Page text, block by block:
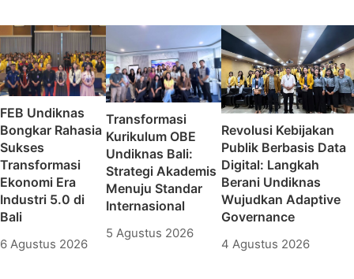
FEB Undiknas
Bongkar Rahasia
Sukses
Transformasi
Ekonomi Era
Industri 5.0 di
Bali
6 Agustus 2026
Transformasi
Kurikulum OBE
Undiknas Bali:
Strategi Akademis
Menuju Standar
Internasional
5 Agustus 2026
Revolusi Kebijakan
Publik Berbasis Data
Digital: Langkah
Berani Undiknas
Wujudkan Adaptive
Governance
4 Agustus 2026